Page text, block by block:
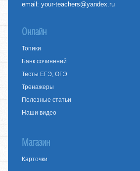
email:your-teachers@yandex.ru
Онлайн
Топики
Банк сочинений
Тесты ЕГЭ, ОГЭ
Тренажеры
Полезные статьи
Наши видео
Магазин
Карточки